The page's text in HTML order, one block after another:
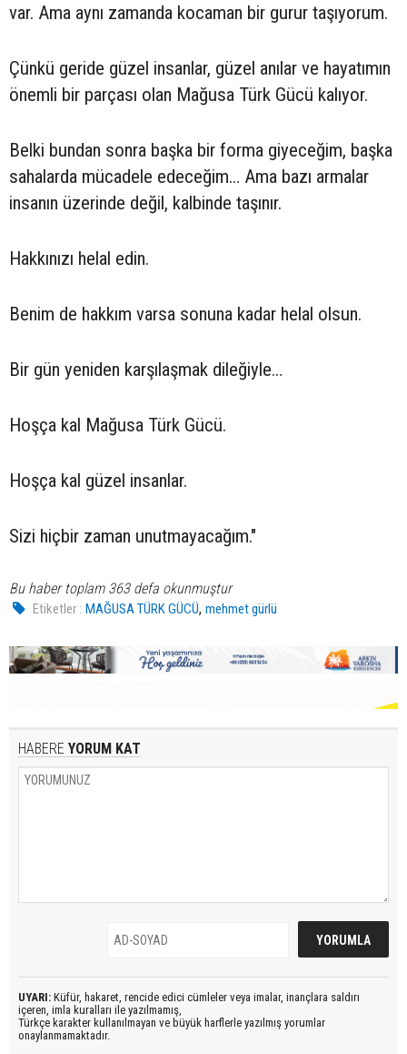
var. Ama aynı zamanda kocaman bir gurur taşıyorum.
Çünkü geride güzel insanlar, güzel anılar ve hayatımın
önemli bir parçası olan Mağusa Türk Gücü kalıyor.
Belki bundan sonra başka bir forma giyeceğim, başka
sahalarda mücadele edeceğim… Ama bazı armalar
insanın üzerinde değil, kalbinde taşınır.
Hakkınızı helal edin.
Benim de hakkım varsa sonuna kadar helal olsun.
Bir gün yeniden karşılaşmak dileğiyle…
Hoşça kal Mağusa Türk Gücü.
Hoşça kal güzel insanlar.
Sizi hiçbir zaman unutmayacağım."
Bu haber toplam 363 defa okunmuştur
Etiketler : MAĞUSA TÜRK GÜCÜ,mehmet gürlü
HABERE YORUM KAT
UYARI: Küfür, hakaret, rencide edici cümleler veya imalar, inançlara saldırı
içeren, imla kuralları ile yazılmamış,
Türkçe karakter kullanılmayan ve büyük harflerle yazılmış yorumlar
onaylanmamaktadır.